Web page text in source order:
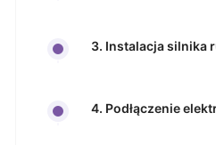
3. Instalacja silnika
4. Podłączenie